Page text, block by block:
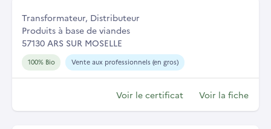
Transformateur, Distributeur
Produits à base de viandes
57130 ARS SUR MOSELLE
100% Bio Vente aux professionnels (en gros)
Voir le certificat Voir la fiche